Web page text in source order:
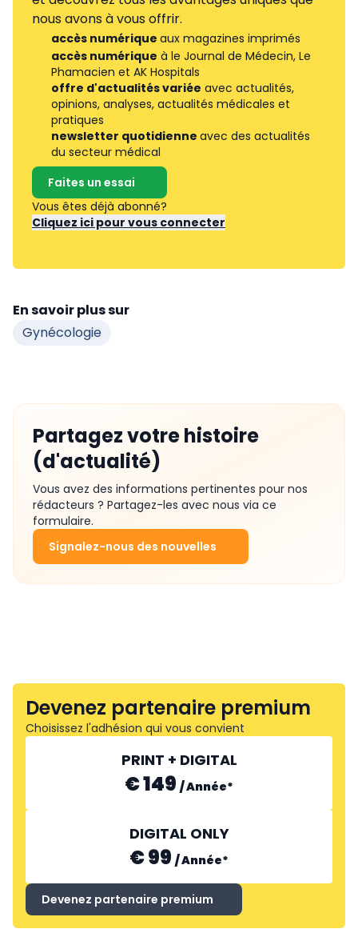
nous avons à vous offrir.
accès numérique aux magazines imprimés
accès numérique à le Journal de Médecin, Le
Phamacien et AK Hospitals
offre d'actualités variée avec actualités,
opinions, analyses, actualités médicales et
pratiques
newsletter quotidienne avec des actualités
du secteur médical
Faites un essai
Vous êtes déjà abonné?
Cliquez ici pour vous connecter
En savoir plus sur
Gynécologie
Partagez votre histoire
(d'actualité)
Vous avez des informations pertinentes pour nos
rédacteurs ? Partagez-les avec nous via ce
formulaire.
Signalez-nous des nouvelles
Devenez partenaire premium
Choisissez l'adhésion qui vous convient
PRINT + DIGITAL
€ 149 /Année*
DIGITAL ONLY
€ 99 /Année*
Devenez partenaire premium